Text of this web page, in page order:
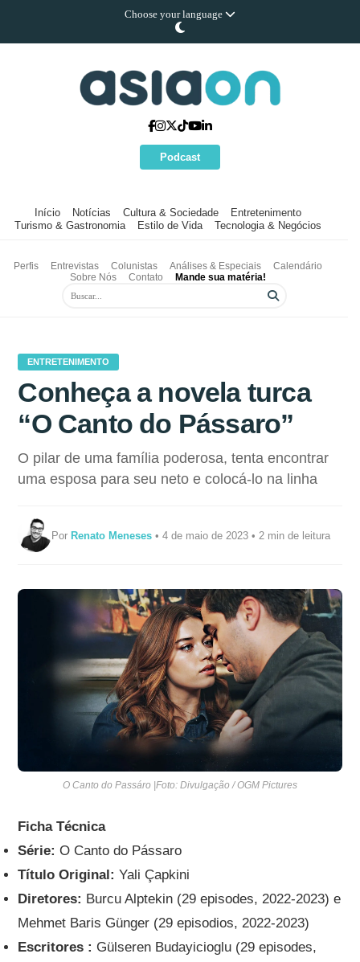
Choose your language
Podcast
Início Notícias Cultura & Sociedade
Entretenimento
Turismo & Gastronomia
Estilo de Vida Tecnologia & Negócios
Perfis Entrevistas Colunistas Análises & Especiais
Calendário
Sobre Nós
Contato Mande sua matéria!
ENTRETENIMENTO
Conheça a novela turca
“O Canto do Pássaro”
O pilar de uma família poderosa, tenta encontrar
uma esposa para seu neto e colocá-lo na linha
PorRenato Meneses • 4 de maio de 2023 • 2 min de leitura
O Canto do Passáro |Foto: Divulgação / OGM Pictures
Ficha Técnica
Série: O Canto do Pássaro
Título Original: Yali Çapkini
Diretores: Burcu Alptekin (29 episodes, 2022-2023) e
Mehmet Baris Günger (29 episodios, 2022-2023)
Escritores : Gülseren Budayicioglu (29 episodes,